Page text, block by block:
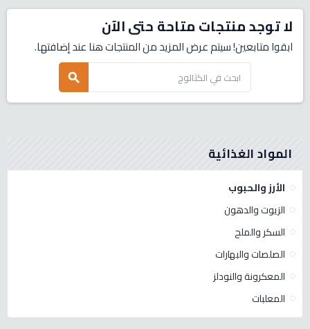
المواد الغذائية
الأرز والحبوب
الزيوت والدهون
السكر والملح
الصلصات والبهارات
المعكرونة والنودلز
المعلبات
لا توجد منتجات متاحة حتى الآن
ابقوا متابعين! سيتم عرض المزيد من المنتجات هنا عند إضافتها.
search